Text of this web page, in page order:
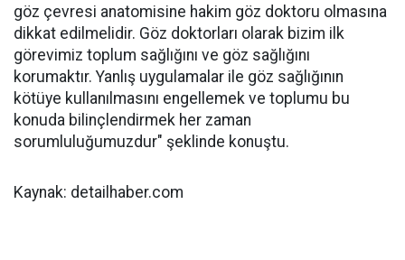
göz çevresi anatomisine hakim göz doktoru olmasına
dikkat edilmelidir. Göz doktorları olarak bizim ilk
görevimiz toplum sağlığını ve göz sağlığını
korumaktır. Yanlış uygulamalar ile göz sağlığının
kötüye kullanılmasını engellemek ve toplumu bu
konuda bilinçlendirmek her zaman
sorumluluğumuzdur" şeklinde konuştu.
Kaynak: detailhaber.com